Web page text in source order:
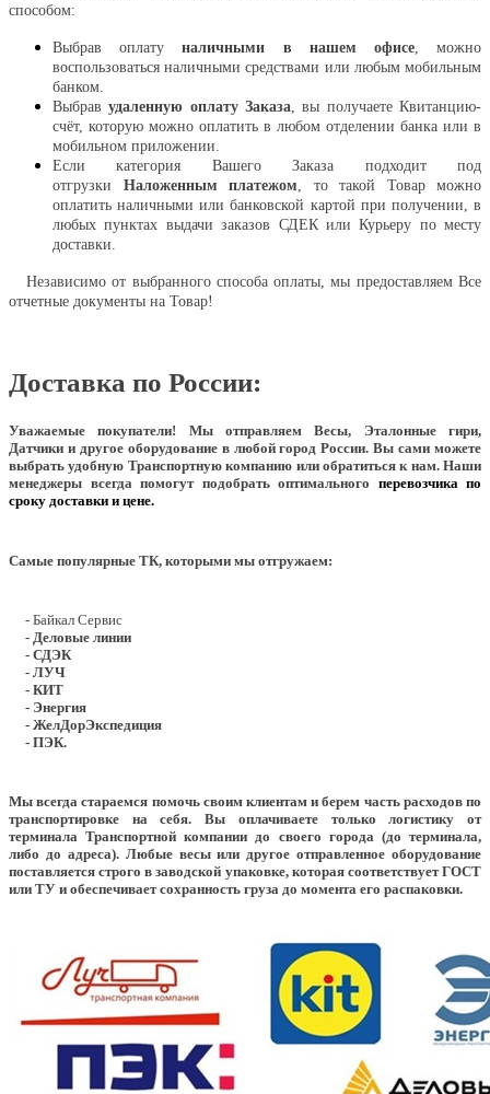
способом:
Выбрав оплатуналичными в нашем офисе, можно
воспользоваться наличными средствами или любым мобильным
банком.
Выбравудаленную оплату Заказа , вы получаете Квитанцию-
счёт, которую можно оплатить в любом отделении банка или в
мобильном приложении.
Если категория Вашего Заказа подходит под
отгрузки Наложенным платежом , то такой Товар можно
оплатить наличными или банковской картой при получении, в
любых пунктах выдачи заказов СДЕК или Курьеру по месту
доставки.
Независимо от выбранного способа оплаты, мы предоставляем Все
отчетные документы на Товар!
Доставка по России:
Уважаемые покупатели! Мы отправляем Весы, Эталонные гири,
Датчики и другое оборудование в любой город России. Вы сами можете
выбрать удобную Транспортную компанию или обратиться к нам. Наши
менеджеры всегда помогут подобрать оптимального перевозчика по
сроку доставки и цене.
Самые популярные ТК, которыми мы отгружаем:
- Байкал Сервис
- Деловые линии
- СДЭК
- ЛУЧ
- КИТ
- Энергия
- ЖелДорЭкспедиция
- ПЭК.
Мы всегда стараемся помочь своим клиентам и берем часть расходов по
транспортировке на себя. Вы оплачиваете только логистику от
терминала Транспортной компании до своего города (до терминала,
либо до адреса). Любые весы или другое отправленное оборудование
поставляется строго в заводской упаковке, которая соответствует ГОСТ
или ТУ и обеспечивает сохранность груза до момента его распаковки.